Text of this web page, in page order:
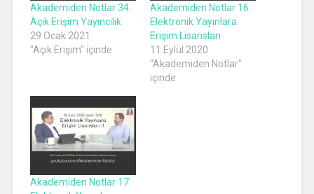
Akademiden Notlar 34:
Açık Erişim Yayıncılık
29 Ocak 2021
"Açık Erişim" içinde
Akademiden Notlar 16:
Elektronik Yayınlara
Erişim Lisansları
11 Eylül 2020
"Akademiden Notlar"
içinde
Akademiden Notlar 17: